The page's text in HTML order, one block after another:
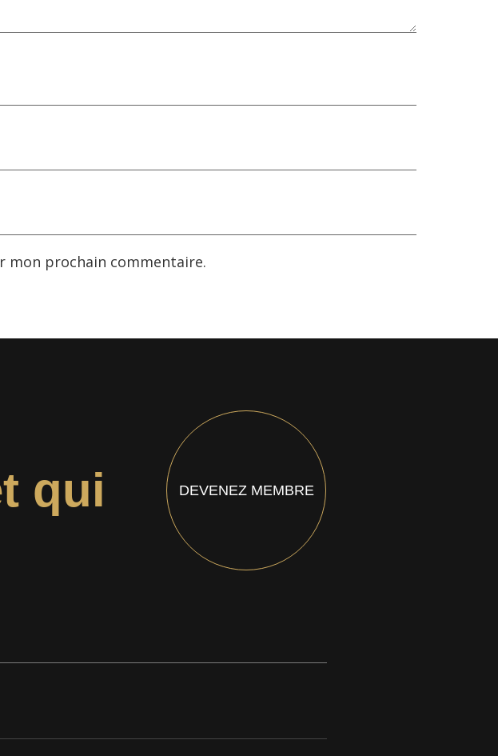
mon prochain commentaire.
qui
DEVENEZ MEMBRE